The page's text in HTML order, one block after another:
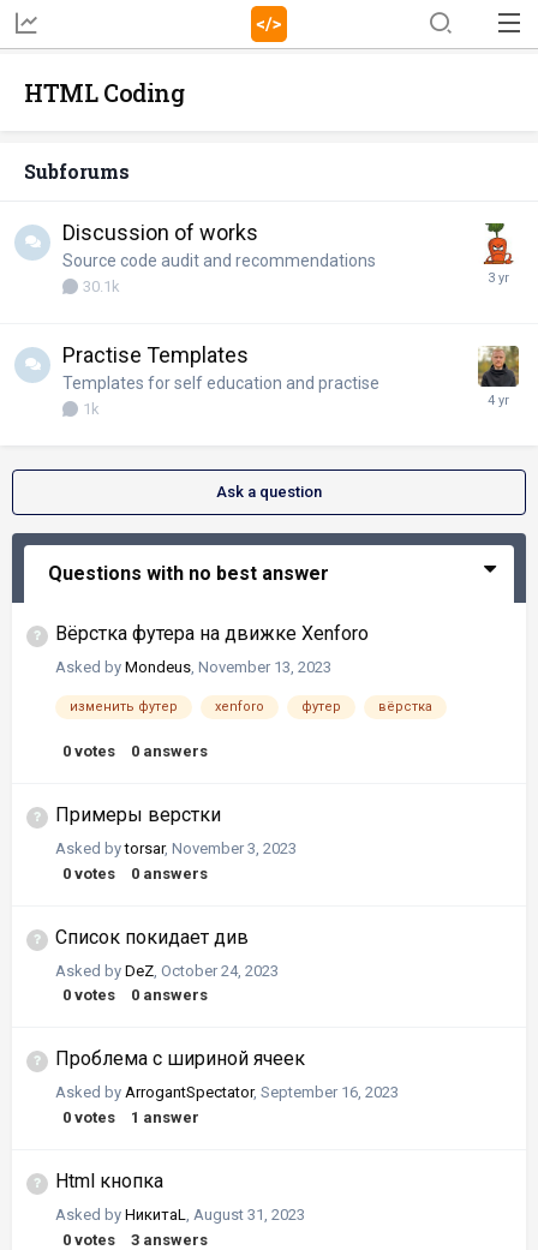
HTML Coding
Subforums
Discussion of works
Source code audit and recommendations
30.1k
Practise Templates
Templates for self education and practise
1k
Ask a question
Questions with no best answer
Вёрстка футера на движке Xenforo
Asked by Mondeus, November 13, 2023
изменить футер xenforo футер вёрстка
0 votes 0 answers
Примеры верстки
Asked bytorsar, November 3, 2023
0 votes 0 answers
Список покидает див
Asked by DeZ October 24, 2023
0 votes 0 answers
Проблема с шириной ячеек
Asked by ArrogantSpectator, September 16, 2023
0 votes 1 answer
Html кнопка
Asked by НикитаL, August 31, 2023
0 votes 3 answers